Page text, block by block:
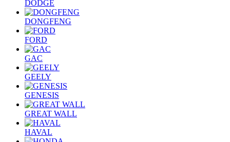
DODGE
DONGFENG
FORD
GAC
GEELY
GENESIS
GREAT WALL
HAVAL